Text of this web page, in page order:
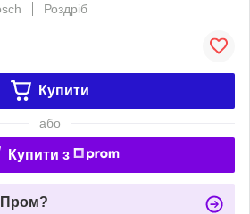
Роздріб
Купити
або
Купити з
Пром?